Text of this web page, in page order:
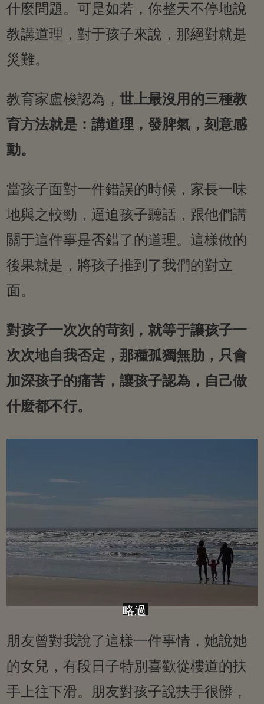
什麼問題。可是如若，你整天不停地說
教講道理，對于孩子來說，那絕對就是
災難。
教育家盧梭認為， 世上最沒用的三種教
育方法就是：講道理，發脾氣，刻意感
動。
當孩子面對一件錯誤的時候，家長一味
地與之較勁，逼迫孩子聽話，跟他們講
關于這件事是否錯了的道理。這樣做的
後果就是，將孩子推到了我們的對立
面。
對孩子一次次的苛刻，就等于讓孩子一
次次地自我否定，那種孤獨無肋，只會
加深孩子的痛苦，讓孩子認為，自己做
什麼都不行。
朋友曾對我說了這樣一件事情，她說她
的女兒，有段日子特別喜歡從樓道的扶
手上往下滑。朋友對孩子說扶手很髒，
略過